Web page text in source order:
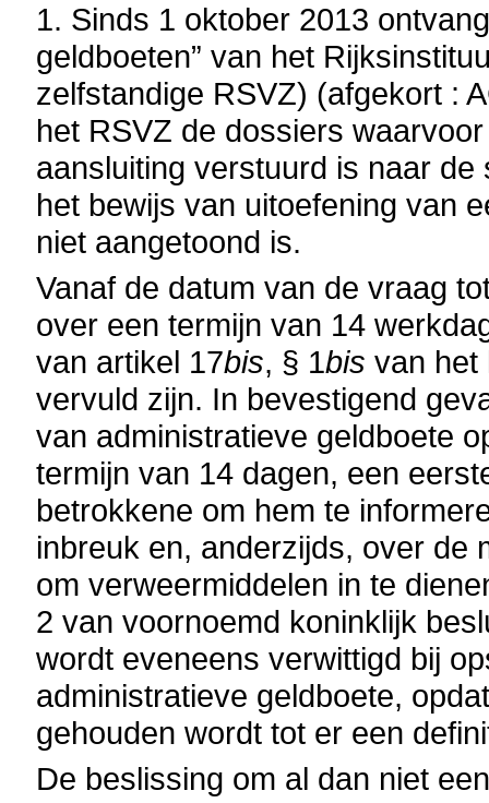
1. Sinds 1 oktober 2013
geldboeten” van het
zelfstandige RSVZ) (afgekort :
het RSVZ de dossiers
aansluiting verstuurd is naar
het bewijs van uitoefening van
niet aangetoond is.
Vanaf de datum van de vraag
over een termijn van 14
van artikel 17bis, § 1bis van het
vervuld zijn. In bevestigend
van administratieve geldboete
termijn van 14 dagen, een
betrokkene om hem te
inbreuk en, anderzijds, over de
om verweermiddelen in te
2 van voornoemd koninklijk
wordt eveneens verwittigd bij
administratieve geldboete,
gehouden wordt tot er een
De beslissing om al dan niet